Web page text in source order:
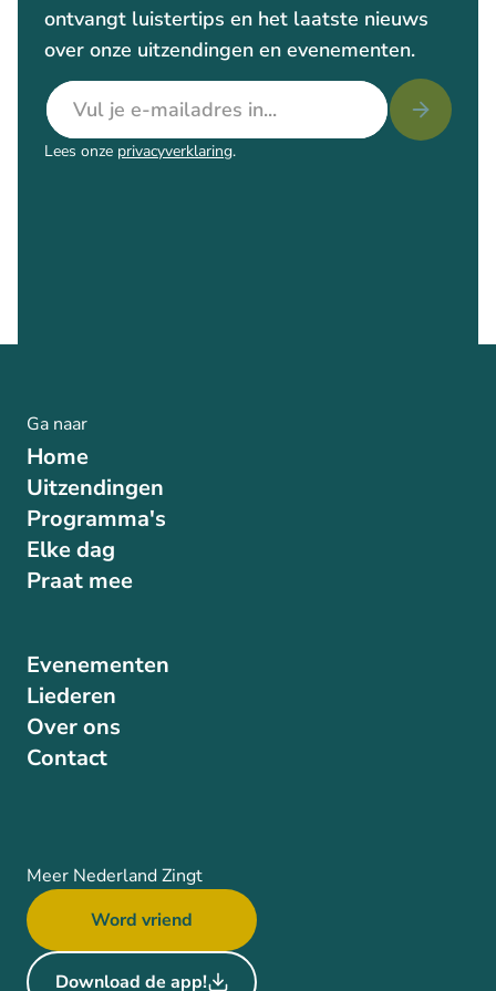
ontvangt luistertips en het laatste nieuws
over onze uitzendingen en evenementen.
E-mailadres
Lees onze privacyverklaring.
Ga naar
Home
Uitzendingen
Programma's
Elke dag
Praat mee
Evenementen
Liederen
Over ons
Contact
Meer Nederland Zingt
Word vriend
Download de app!